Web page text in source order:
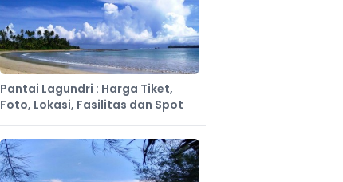
Pantai Lagundri : Harga Tiket,
Foto, Lokasi, Fasilitas dan Spot